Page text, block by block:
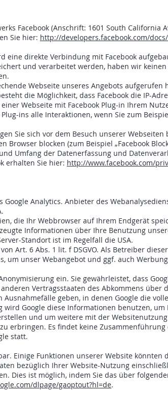
Facebook (Anschrift: 1601 South California
Sie hier: http://developers.facebook.com/
eine direkte Verbindung mit Facebook
und verarbeitet werden, haben wir
Webseite unseres Angebots aufgerufen
die Möglichkeit, dass Facebook die IP-
Webseite mit Facebook Plug-in Ihrem
ins alle Interaktionen, wenn Sie zum
Sie sich vor dem Besuch unserer Webseiten
blocken (zum Beispiel „Facebook
Umfang der Datenerfassung und
erhalten Sie hier: http://www.facebook.com/
Analytics. Anbieter des
die Ihr Webbrowser auf Ihrem Endgerät
Informationen über Ihre Benutzung
Standort ist im Regelfall die USA.
Art. 6 Abs. 1 lit. f DSGVO. Als Betreiber
um unser Webangebot und ggf. auch
ein. Sie gewährleistet, dass
Vertragsstaaten des Abkommens über
geben, in denen Google die
Google diese Informationen benutzen,
und um weitere mit der
erbringen. Es findet keine Zusammenführung
statt.
Einige Funktionen unserer Website könnten
bezüglich Ihrer Website-Nutzung
Dies ist möglich, indem Sie das über
dlpage/gaoptout?hl=de.